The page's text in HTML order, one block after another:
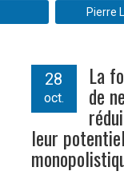
Pierre
28
oct.
La
de
leur